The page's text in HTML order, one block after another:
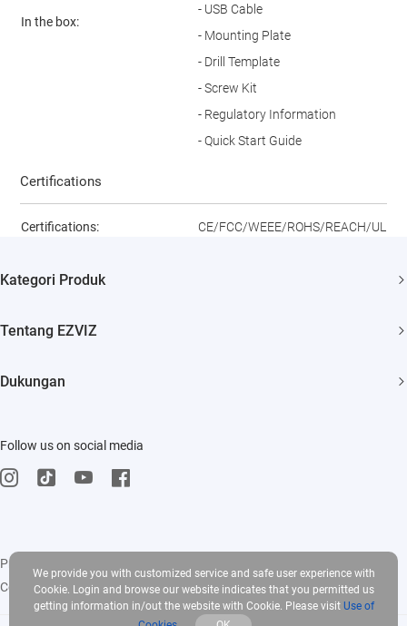
In the box:
- USB Cable
- Mounting Plate
- Drill Template
- Screw Kit
- Regulatory Information
- Quick Start Guide
Certifications
Certifications: CE/FCC/WEEE/ROHS/REACH/UL
Kategori Produk
Tentang EZVIZ
Ruang berita
Trust Center
Dukungan
Events
Influencer Program
Follow us on social media
Privacy Policy
Copyright © 2025 EZVIZ Inc. All rights reserved
We provide you with customized service and safe user experience with
Cookie. Login and browse our website indicates that you permitted us
getting information in/out the website with Cookie. Please visit Use of